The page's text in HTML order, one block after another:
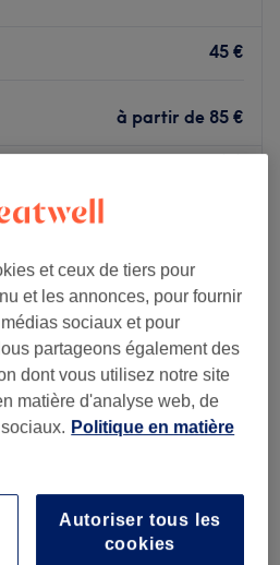
45 €
à partir de 85 €
10:30–21:00
10:30–21:00
10:30–21:00
10:30–21:00
10:30–21:00
de bien-être et de
9ᵉ arrondissement de Paris, à
et relaxation riment avec
relaxants le temps d'un
et ceux de tiers pour
et les annonces, pour fournir
sociaux et pour
partageons également des
dont vous utilisez notre site
matière d'analyse web, de
Politique en matière
Autoriser tous les
cookies